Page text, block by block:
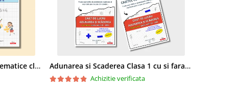
Pachet 5 caiete Operatii Matematice clasa 2 pentru copii - peste 316 pagini Adunarea si Scaderea Clasa 1 cu si fara Trecere Peste Ordin cu Rezolvari
Achizitie verificata